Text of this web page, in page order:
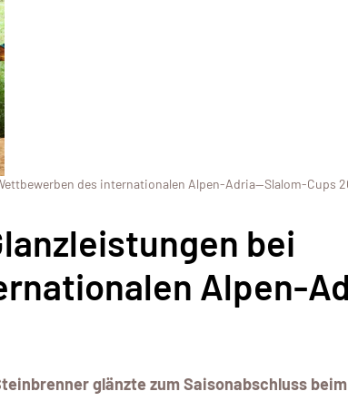
des internationalen Alpen-Adria—Slalom-Cups
bei
Alpen-
glänzte zum Saisonabschluss beim